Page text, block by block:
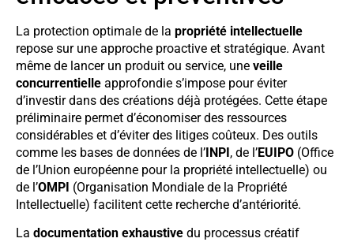
La protection optimale de la propriété intellectuelle
repose sur une approche proactive et stratégique. Avant
même de lancer un produit ou service, une veille
concurrentielle approfondie s’impose pour éviter
d’investir dans des créations déjà protégées. Cette étape
préliminaire permet d’économiser des ressources
considérables et d’éviter des litiges coûteux. Des outils
comme les bases de données de l’INPI, de l’EUIPO (Office
de l’Union européenne pour la propriété intellectuelle) ou
de l’OMPI (Organisation Mondiale de la Propriété
Intellectuelle) facilitent cette recherche d’antériorité.
La documentation exhaustive du processus créatif